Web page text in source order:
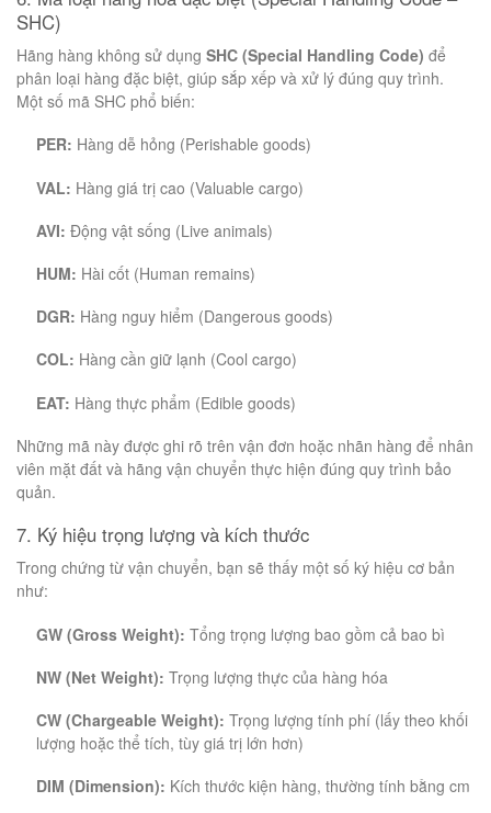
SHC)
Hãng hàng không sử dụng SHC (Special Handling Code) để
phân loại hàng đặc biệt, giúp sắp xếp và xử lý đúng quy trình.
Một số mã SHC phổ biến:
PER: Hàng dễ hỏng (Perishable goods)
VAL: Hàng giá trị cao (Valuable cargo)
AVI: Động vật sống (Live animals)
HUM: Hài cốt (Human remains)
DGR: Hàng nguy hiểm (Dangerous goods)
COL: Hàng cần giữ lạnh (Cool cargo)
EAT: Hàng thực phẩm (Edible goods)
Những mã này được ghi rõ trên vận đơn hoặc nhãn hàng để nhân
viên mặt đất và hãng vận chuyển thực hiện đúng quy trình bảo
quản.
7. Ký hiệu trọng lượng và kích thước
Trong chứng từ vận chuyển, bạn sẽ thấy một số ký hiệu cơ bản
như:
GW (Gross Weight): Tổng trọng lượng bao gồm cả bao bì
NW (Net Weight): Trọng lượng thực của hàng hóa
CW (Chargeable Weight): Trọng lượng tính phí (lấy theo khối
lượng hoặc thể tích, tùy giá trị lớn hơn)
DIM (Dimension): Kích thước kiện hàng, thường tính bằng cm